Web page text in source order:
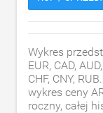
Wykres
EUR, CAD,
CHF, CNY,
wykres ceny
roczny, całej